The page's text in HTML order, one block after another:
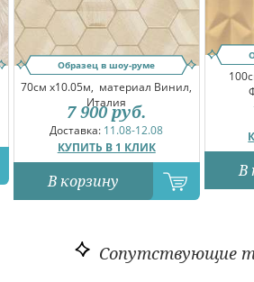
Образец в шоу-руме
70см x10.05м, материал Винил,
Италия
Доставка: 11.08-12.08
КУПИТЬ В 1 КЛИК
7 900 руб.
В корзину
В
Сопутствующие